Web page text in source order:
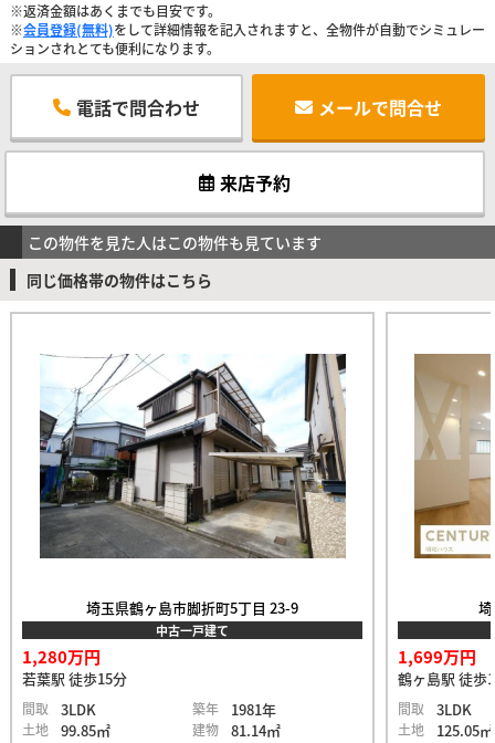
※返済金額はあくまでも目安です。
※会員登録(無料)をして詳細情報を記入されますと、全物件が自動でシミュレー
ションされとても便利になります。
電話で問合わせ メールで問合せ
来店予約
この物件を見た人はこの物件も見ています
同じ価格帯の物件はこちら
埼玉県鶴ヶ島市脚折町5丁目 23-9
中古一戸建て
1,280万円
若葉駅 徒歩15分
間取 3LDK 築年 1981年
土地 99.85㎡ 建物 81.14㎡
1,699万円
鶴ヶ島駅 徒歩
間取 3LDK
土地 125.05㎡